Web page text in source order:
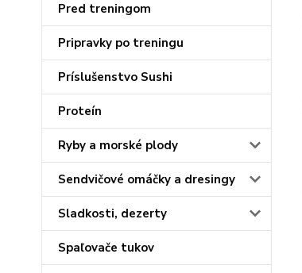
Pred treningom
Pripravky po treningu
Príslušenstvo Sushi
Proteín
Ryby a morské plody
Sendvičové omáčky a dresingy
Sladkosti, dezerty
Spaľovače tukov